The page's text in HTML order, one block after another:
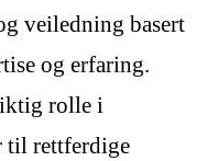
veiledning basert
og erfaring.
rolle i
til rettferdige